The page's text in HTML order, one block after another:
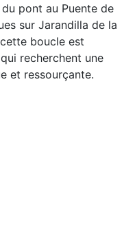
pont au Puente de
sur Jarandilla de la
boucle est
recherchent une
et ressourçante.